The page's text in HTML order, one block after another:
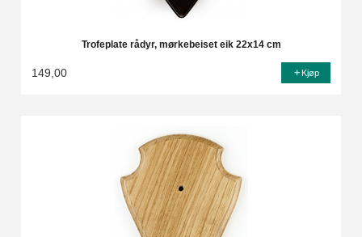
Trofeplate rådyr, mørkebeiset eik 22x14 cm
149,00 Kjøp